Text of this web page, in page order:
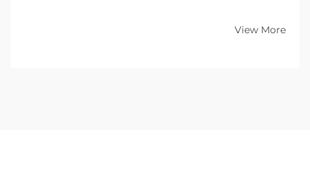
استراتيجيًّا أساسيًّا...
View More